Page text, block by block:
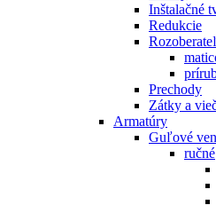
Inštalačné
Redukcie
Prechody
Zátky a
Armatúry
Guľové
ručné